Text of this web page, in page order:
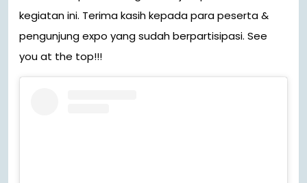
kegiatan ini. Terima kasih kepada para peserta &
pengunjung expo yang sudah berpartisipasi. See
you at the top!!!